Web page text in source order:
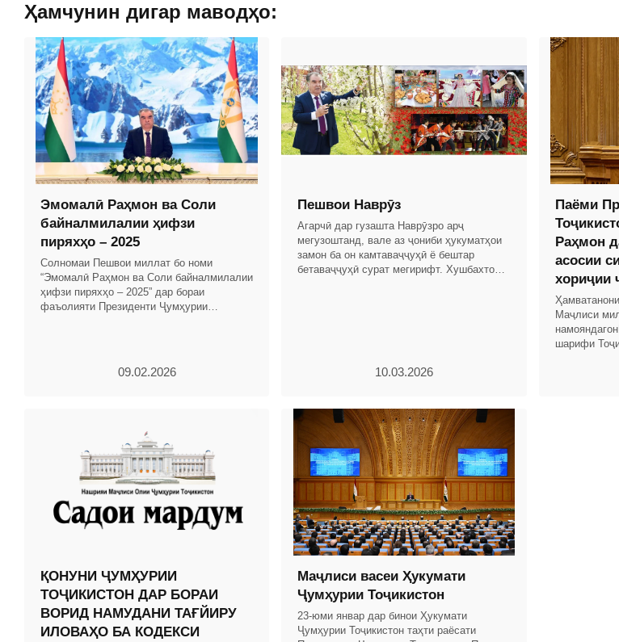
Ҳамчунин дигар маводҳо:
Эмомалӣ Раҳмон ва Соли
байналмилалии ҳифзи
пиряхҳо – 2025
Солномаи Пешвои миллат бо номи
“Эмомалӣ Раҳмон ва Соли байналмилалии
ҳифзи пиряхҳо – 2025” дар бораи
фаъолияти Президенти Ҷумҳурии
09.02.2026
Пешвои Наврӯз
Агарчӣ дар гузашта Наврӯзро арҷ
мегузоштанд, вале аз ҷониби ҳукуматҳои
замон ба он камтаваҷҷуҳӣ ё бештар
бетаваҷҷуҳӣ сурат мегирифт. Хушбахтона,
10.03.2026
Паёми
Раҳмон
асосии
хориҷии
Маҷлиси
шарифи
назаррас
ҚОНУНИ ҶУМҲУРИИ
ТОҶИКИСТОН ДАР БОРАИ
ВОРИД НАМУДАНИ ТАҒЙИРУ
ИЛОВАҲО БА КОДЕКСИ
Маҷлиси васеи Ҳукумати
Ҷумҳурии Тоҷикистон
23-юми январ дар бинои Ҳукумати
Ҷумҳурии Тоҷикистон таҳти раёсати